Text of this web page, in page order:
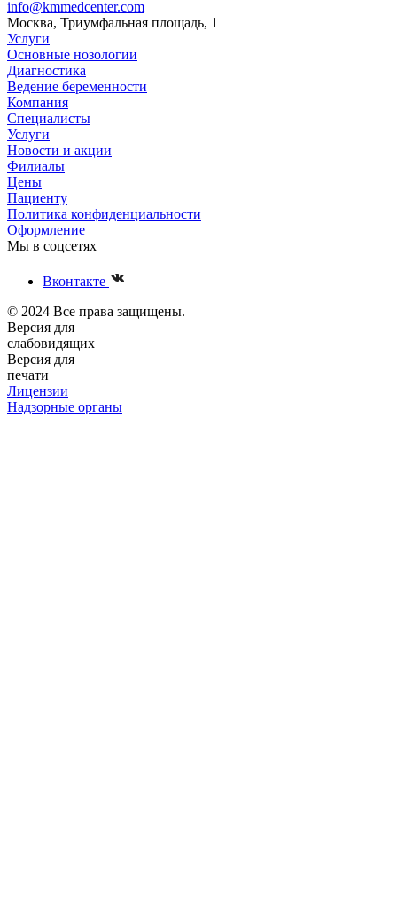
info@kmmedcenter.com
Москва, Триумфальная площадь, 1
Услуги
Основные нозологии
Диагностика
Ведение беременности
Компания
Специалисты
Услуги
Новости и акции
Филиалы
Цены
Пациенту
Политика конфиденциальности
Оформление
Мы в соцсетях
Вконтакте
© 2024 Все права защищены.
Версия для
слабовидящих
Версия для
печати
Лицензии
Надзорные органы